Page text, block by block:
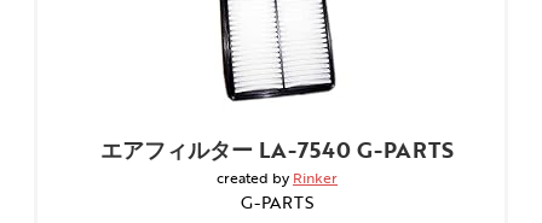
エアフィルター LA-7540 G-PARTS
created by Rinker
G-PARTS